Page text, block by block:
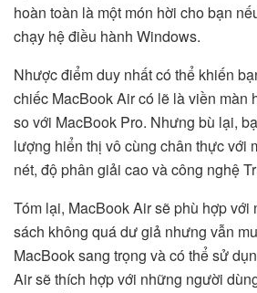
hoàn toàn là một món hời cho bạn
chạy hệ điều hành Windows.
Nhược điểm duy nhất có thể khiến
chiếc MacBook Air có lẽ là viền màn
so với MacBook Pro. Nhưng bù lại,
lượng hiển thị vô cùng chân thực với
nét, độ phân giải cao và công nghệ
Tóm lại, MacBook Air sẽ phù hợp với
sách không quá dư giả nhưng vẫn
MacBook sang trọng và có thể sử
Air sẽ thích hợp với những người